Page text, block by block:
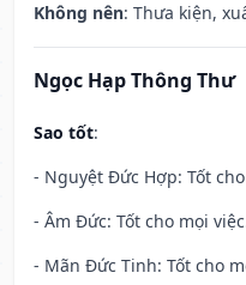
Không nên: Thưa kiện,
Ngọc Hạp Thông Thư
Sao tốt:
- Nguyệt Đức Hợp: Tốt
- Âm Đức: Tốt cho mọi
- Mãn Đức Tinh: Tốt cho